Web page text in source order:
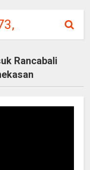
Rancabali